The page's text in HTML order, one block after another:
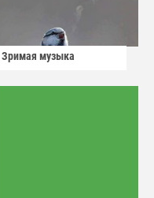
Зримая музыка